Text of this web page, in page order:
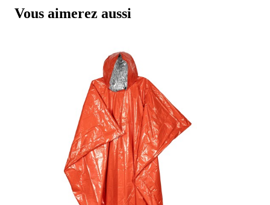
Vous aimerez aussi